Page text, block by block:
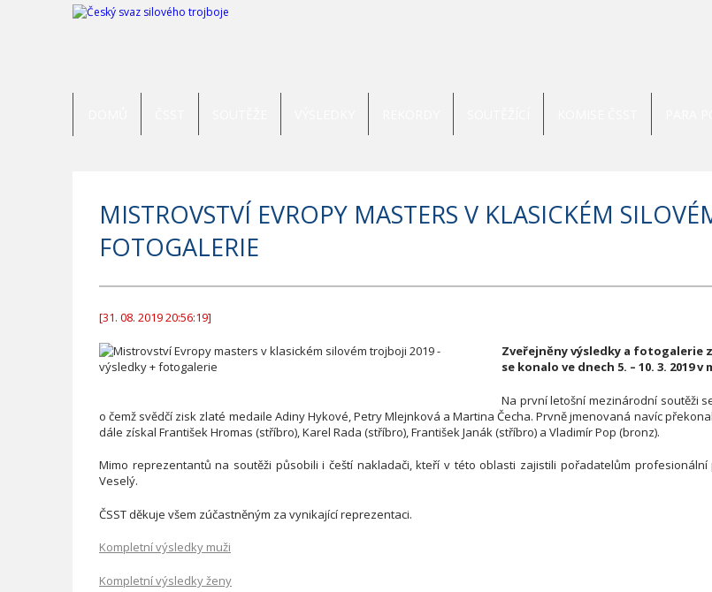
MISTROVSTVÍ EVROPY MASTERS V KLASICKÉM
FOTOGALERIE
[31. 08. 2019 20:56:19]
Zveřejněny výsledky a fotogalerie
se konalo ve dnech 5. – 10. 3. 2019
Na první letošní mezinárodní soutěži
o čemž svědčí zisk zlaté medaile Adiny Hykové, Petry Mlejnková a Martina Čecha. Prvně jmenovaná navíc
dále získal František Hromas (stříbro), Karel Rada (stříbro), František Janák (stříbro) a Vladimír Pop (bronz).
Mimo reprezentantů na soutěži působili i čeští nakladači, kteří v této oblasti zajistili pořadatelům
Veselý.
ČSST děkuje všem zúčastněným za vynikající reprezentaci.
Kompletní výsledky muži
Kompletní výsledky ženy